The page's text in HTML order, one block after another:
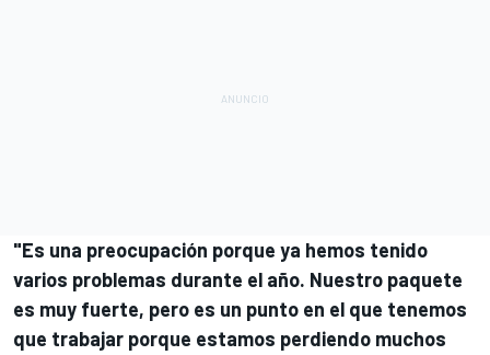
"Es una preocupación porque ya hemos tenido
varios problemas durante el año. Nuestro paquete
es muy fuerte, pero es un punto en el que tenemos
que trabajar porque estamos perdiendo muchos